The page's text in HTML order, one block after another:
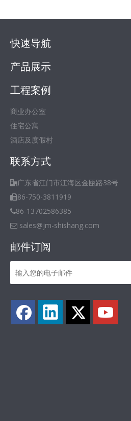
快速导航
产品展示
工程案例
商业办公室
住宅公寓
酒店及度假村
联系方式
广东省江门市江海区金瓯路38号
86-750-3811919
86-13702586385
 sales@jm-shishang.com
邮件订阅